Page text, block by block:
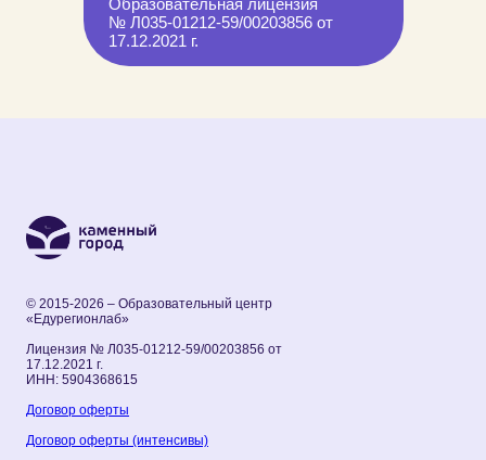
Образовательная лицензия
№ Л035-01212-59/00203856 от
17.12.2021 г.
© 2015-2026 – Образовательный центр
«Едурегионлаб»
Лицензия № Л035-01212-59/00203856 от
17.12.2021 г.
ИНН: 5904368615
Договор оферты
Договор оферты (интенсивы)